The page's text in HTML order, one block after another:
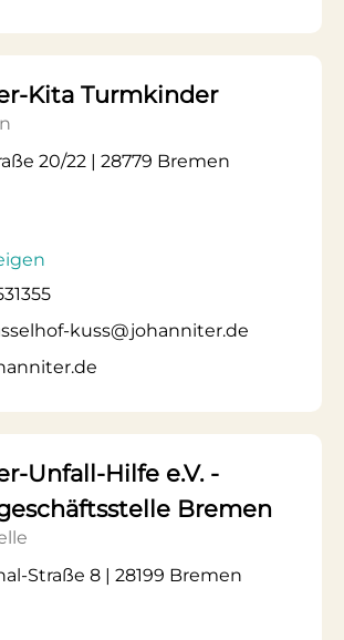
Kita Turmkinder
20/22 | 28779 Bremen
kuss@johanniter.de
Unfall-Hilfe e.V. -
Bremen
Straße 8 | 28199 Bremen